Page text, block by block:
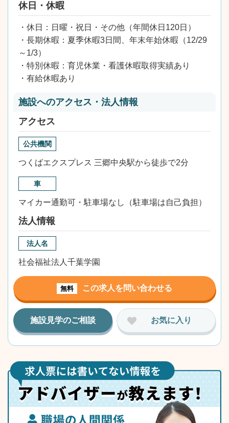
休日・休暇
・休日：日曜・祝日・その他（年間休日120日）
・長期休暇：夏季休暇3日間、年末年始休暇（12/29
～1/3）
・特別休暇：育児休業・看護休暇取得実績あり
・有給休暇あり
施設へのアクセス・法人情報
アクセス
公共機関
つくばエクスプレス 三郷中央駅から徒歩で2分
車
マイカー通勤可・駐車場なし（駐車場は自己負担）
法人情報
法人名
社会福祉法人千葉学園
無料 この求人を問い合わせる
施設見学のご相談 お気に入り